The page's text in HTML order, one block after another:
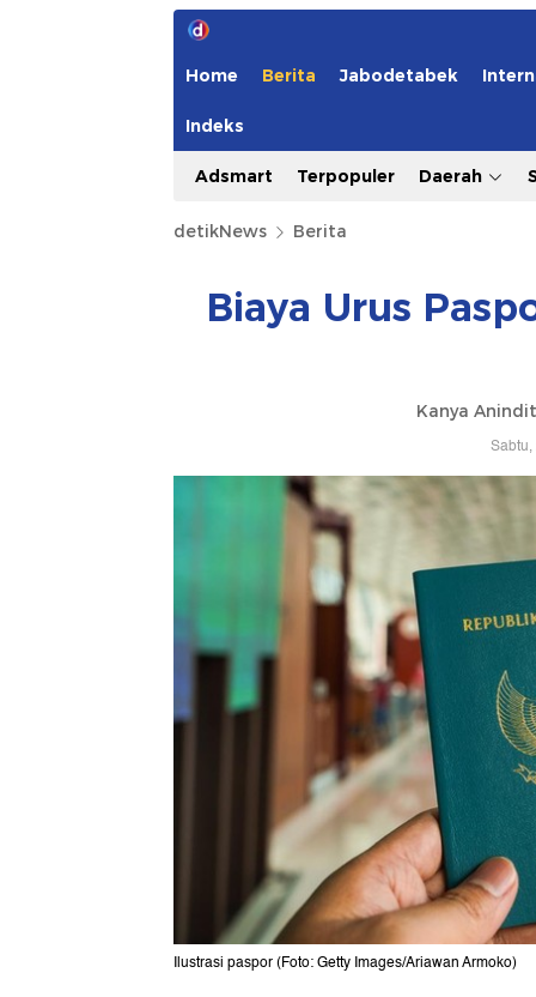
Home Berita Jabodetabek
Indeks
Adsmart Terpopuler Daerah
detikNews Berita
Biaya Urus
Kanya
Ilustrasi paspor (Foto: Getty Images/Ariawan Armoko)